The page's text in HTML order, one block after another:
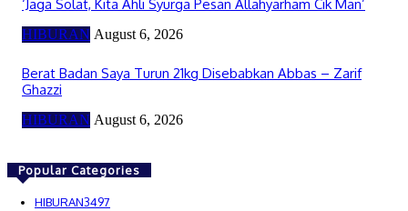
‘Jaga Solat, Kita Ahli Syurga Pesan Allahyarham Cik Man’
HIBURAN August 6, 2026
Berat Badan Saya Turun 21kg Disebabkan Abbas – Zarif
Ghazzi
HIBURAN August 6, 2026
Popular Categories
HIBURAN3497